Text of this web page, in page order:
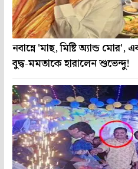
নবান্নে 'মাছ, মিষ্টি অ্যান্ড
বুদ্ধ-মমতাকে হারালেন শুভেন্দু!